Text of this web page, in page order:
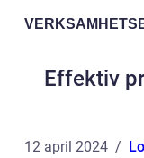
Effektiv
12 april 2024